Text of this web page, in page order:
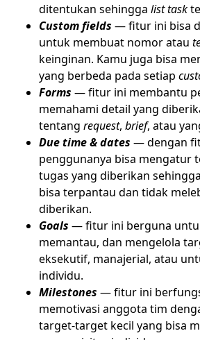
ditentukan sehingga list task
Custom fields — fitur ini bisa
untuk membuat nomor atau
keinginan. Kamu juga bisa
yang berbeda pada setiap
Forms — fitur ini membantu
memahami detail yang
tentang request, brief, atau
Due time & dates — dengan
penggunanya bisa mengatur
tugas yang diberikan
bisa terpantau dan tidak
diberikan.
Goals — fitur ini berguna
memantau, dan mengelola
eksekutif, manajerial, atau
individu.
Milestones — fitur ini
memotivasi anggota tim
target-target kecil yang bisa